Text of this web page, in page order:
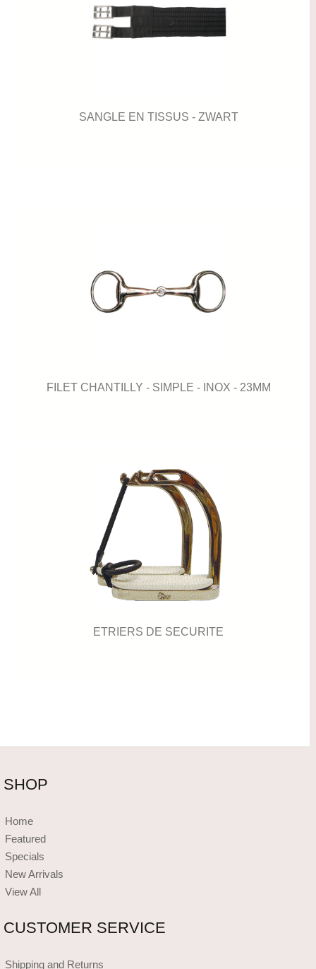
SANGLE EN TISSUS - ZWART
FILET CHANTILLY - SIMPLE - INOX - 23MM
ETRIERS DE SECURITE
SHOP
Home
Featured
Specials
New Arrivals
View All
CUSTOMER SERVICE
Shipping and Returns